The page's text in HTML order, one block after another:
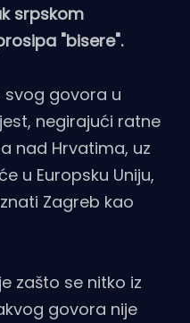
srpskom
"bisere".
svog govora u
negirajući ratne
nad Hrvatima, uz
u Europsku Uniju,
Zagreb kao
zašto se nitko iz
govora nije